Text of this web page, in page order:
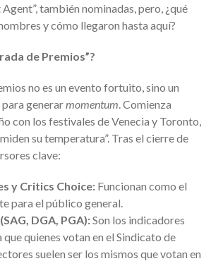
Agent”, también nominadas, pero, ¿qué
y cómo llegaron hasta aquí?
de Premios”?
no es un evento fortuito, sino un
generarmomentum. Comienza
con los festivales de Venecia y Toronto,
su temperatura”. Tras el cierre de
clave:
y Critics Choice: Funcionan como el
para el público general.
DGA, PGA):Son los indicadores
que quienes votan en el Sindicato de
suelen ser los mismos que votan en